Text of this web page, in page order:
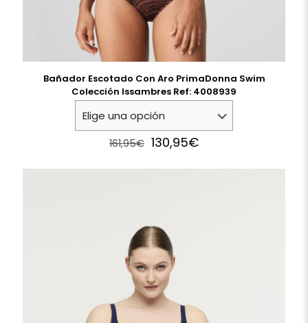
Bañador Escotado Con Aro PrimaDonna Swim
Colección Issambres Ref: 4008939
161,95€ Original
price
was:
130,95€Current
is: